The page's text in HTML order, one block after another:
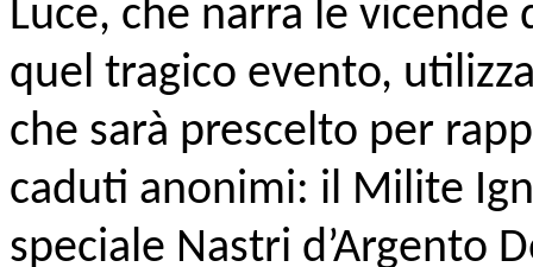
Luce, che narra le
quel tragico evento,
che sarà prescelto per
caduti anonimi: il Milite
speciale Nastri d’Argento